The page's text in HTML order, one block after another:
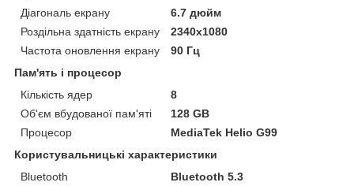
Діагональ екрану
6.7 дюйм
Роздільна здатність екрану
2340x1080
Частота оновлення екрану
90 Гц
Пам'ять і процесор
Кількість ядер
8
Об'єм вбудованої пам'яті
128 GB
Процесор
MediaTek Helio G99
Користувальницькі характеристики
Bluetooth
Bluetooth 5.3